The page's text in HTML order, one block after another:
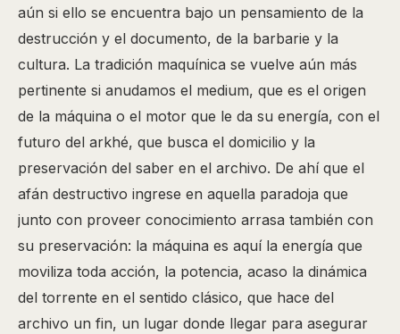
aún si ello se encuentra bajo un pensamiento de la
destrucción y el documento, de la barbarie y la
cultura. La tradición maquínica se vuelve aún más
pertinente si anudamos el medium, que es el origen
de la máquina o el motor que le da su energía, con el
futuro del arkhé, que busca el domicilio y la
preservación del saber en el archivo. De ahí que el
afán destructivo ingrese en aquella paradoja que
junto con proveer conocimiento arrasa también con
su preservación: la máquina es aquí la energía que
moviliza toda acción, la potencia, acaso la dinámica
del torrente en el sentido clásico, que hace del
archivo un fin, un lugar donde llegar para asegurar